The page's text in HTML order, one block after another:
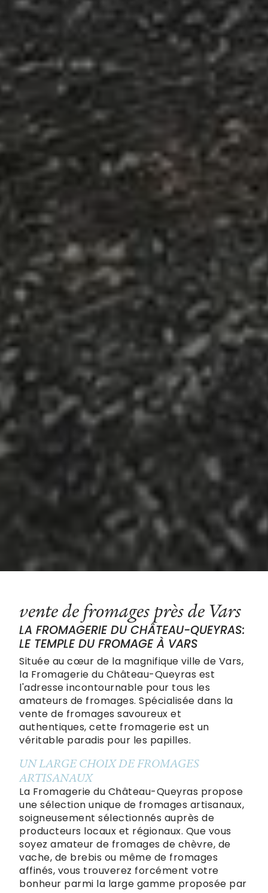
vente de fromages près de Vars
LA FROMAGERIE DU CHÂTEAU-QUEYRAS:
LE TEMPLE DU FROMAGE À VARS
Située au cœur de la magnifique ville de Vars,
la Fromagerie du Château-Queyras est
l'adresse incontournable pour tous les
amateurs de fromages. Spécialisée dans la
vente de fromages savoureux et
authentiques, cette fromagerie est un
véritable paradis pour les papilles.
UN LARGE CHOIX DE FROMAGES
ARTISANAUX
La Fromagerie du Château-Queyras propose
une sélection unique de fromages artisanaux,
soigneusement sélectionnés auprès de
producteurs locaux et régionaux. Que vous
soyez amateur de fromages de chèvre, de
vache, de brebis ou même de fromages
affinés, vous trouverez forcément votre
bonheur parmi la large gamme proposée par